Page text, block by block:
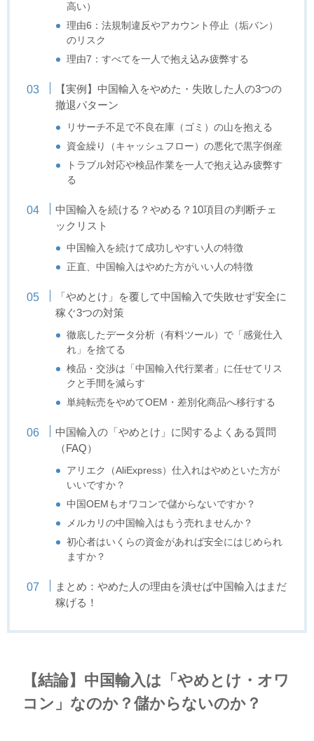
高い）
理由6：法規制違反やアカウント停止（垢バン）
のリスク
理由7：すべてを一人で抱え込み疲弊する
【実例】中国輸入をやめた・失敗した人の3つの
撤退パターン
リサーチ不足で不良在庫（ゴミ）の山を抱える
資金繰り（キャッシュフロー）の悪化で黒字倒産
トラブル対応や検品作業を一人で抱え込み疲弊す
る
中国輸入を続ける？やめる？10項目の判断チェ
ックリスト
中国輸入を続けて成功しやすい人の特徴
正直、中国輸入はやめた方がいい人の特徴
「やめとけ」を覆して中国輸入で失敗せず安全に
稼ぐ3つの対策
徹底したデータ分析（有料ツール）で「感覚仕入
れ」を捨てる
検品・交渉は「中国輸入代行業者」に任せてリス
クと手間を減らす
単純転売をやめてOEM・差別化商品へ移行する
中国輸入の「やめとけ」に関するよくある質問
（FAQ）
アリエク（AliExpress）仕入れはやめといた方が
いいですか？
中国OEMもオワコンで儲からないですか？
メルカリの中国輸入はもう売れませんか？
初心者はいくらの資金があれば安全にはじめられ
ますか？
まとめ：やめた人の理由を潰せば中国輸入はまだ
稼げる！
【結論】中国輸入は「やめとけ・オワ
コン」なのか？儲からないのか？